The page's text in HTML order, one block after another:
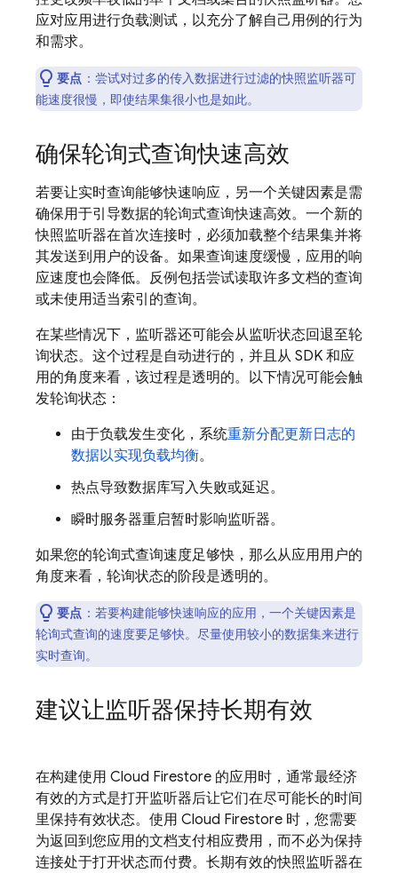
应对应用进行负载测试，以充分了解自己用例的行为
和需求。
要点 ：尝试对过多的传入数据进行过滤的快照监听器可
能速度很慢，即使结果集很小也是如此。
确保轮询式查询快速高效
若要让实时查询能够快速响应，另一个关键因素是需
确保用于引导数据的轮询式查询快速高效。一个新的
快照监听器在首次连接时，必须加载整个结果集并将
其发送到用户的设备。如果查询速度缓慢，应用的响
应速度也会降低。反例包括尝试读取许多文档的查询
或未使用适当索引的查询。
在某些情况下，监听器还可能会从监听状态回退至轮
询状态。这个过程是自动进行的，并且从 SDK 和应
用的角度来看，该过程是透明的。以下情况可能会触
发轮询状态：
由于负载发生变化，系统重新分配更新日志的
数据以实现负载均衡。
热点导致数据库写入失败或延迟。
瞬时服务器重启暂时影响监听器。
如果您的轮询式查询速度足够快，那么从应用用户的
角度来看，轮询状态的阶段是透明的。
要点 ：若要构建能够快速响应的应用，一个关键因素是
轮询式查询的速度要足够快。尽量使用较小的数据集来进行
实时查询。
建议让监听器保持长期有效
在构建使用 Cloud Firestore 的应用时，通常最经济
有效的方式是打开监听器后让它们在尽可能长的时间
里保持有效状态。使用 Cloud Firestore 时，您需要
为返回到您应用的文档支付相应费用，而不必为保持
连接处于打开状态而付费。长期有效的快照监听器在